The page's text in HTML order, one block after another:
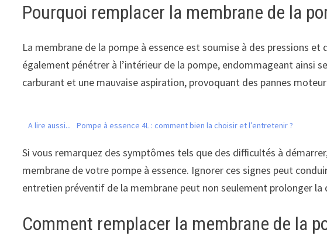
Pourquoi remplacer la membrane de la
La membrane de la pompe à essence est soumise à des pressions
également pénétrer à l’intérieur de la pompe, endommageant ainsi
carburant et une mauvaise aspiration, provoquant des pannes
A lire aussi... Pompe à essence 4L : comment bien la choisir et l’entretenir ?
Si vous remarquez des symptômes tels que des difficultés à
membrane de votre pompe à essence. Ignorer ces signes peut
entretien préventif de la membrane peut non seulement prolonger
Comment remplacer la membrane de la